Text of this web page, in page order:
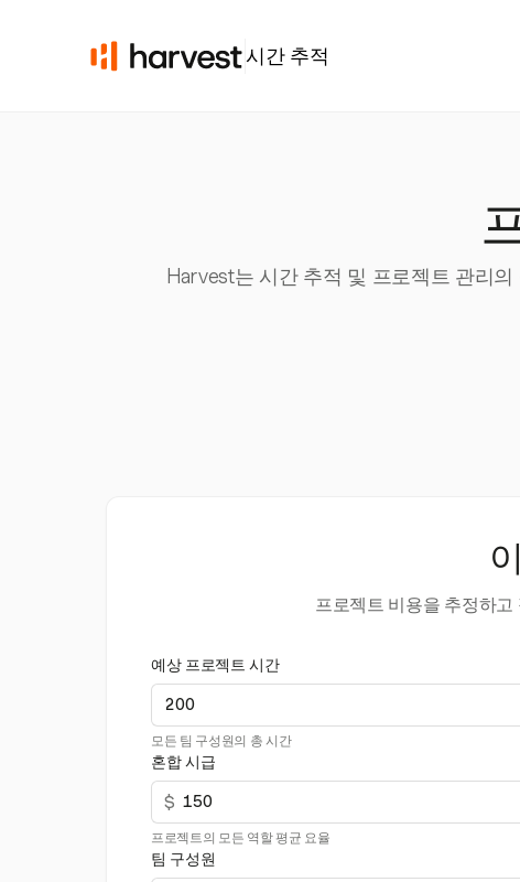
시간 추적
Harvest는 시간 추적 및 프로젝트 관리
프로젝트 비용을 추정하
예상 프로젝트 시간
모든 팀 구성원의 총 시간
혼합 시급
$
프로젝트의 모든 역할 평균 요율
팀 구성원